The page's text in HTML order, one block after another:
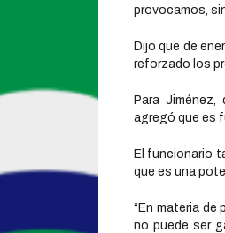
provocamos,
Dijo que de
reforzado los
Para
agregó que es
El funcionario
que es una
“En materia de
no puede ser